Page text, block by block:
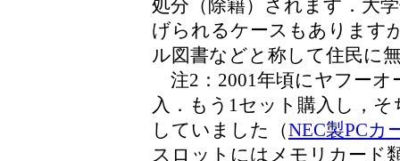
処分（除籍）されます．大
げられるケースもあります
ル図書などと称して住民に
注2：2001年頃にヤフー
入．もう1セット購入し，
していました（NEC製PCカ
スロットにはメモリカード